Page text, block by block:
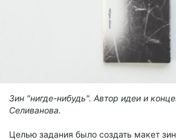
Зин "нигде-нибудь". Автор идеи и
Селиванова.
Целью задания было создать макет